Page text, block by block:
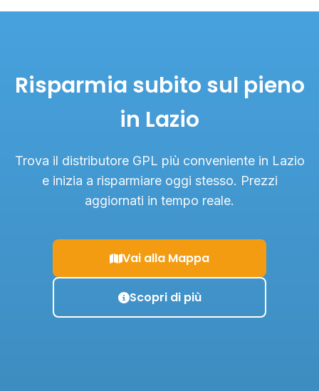
Risparmia subito sul pieno
in Lazio
Trova il distributore GPL più conveniente in Lazio
e inizia a risparmiare oggi stesso. Prezzi
aggiornati in tempo reale.
Vai alla Mappa
Scopri di più